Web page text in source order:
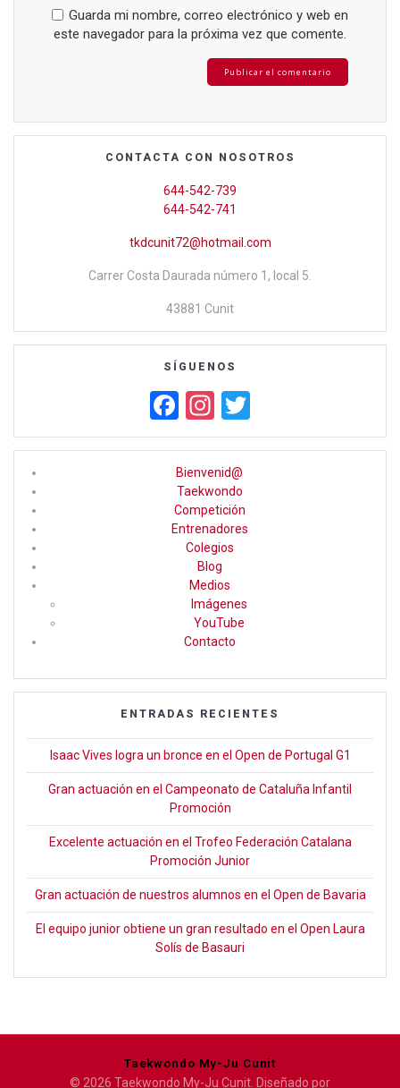
Guarda mi nombre, correo electrónico y web en
este navegador para la próxima vez que comente.
CONTACTA CON NOSOTROS
644-542-739
644-542-741
tkdcunit72@hotmail.com
Carrer Costa Daurada número 1, local 5.
43881 Cunit
SÍGUENOS
F
a
ce
b
o
o
k
In
st
a
gr
a
m
wi
Bienvenid@
Taekwondo
Competición
Entrenadores
Colegios
Blog
Medios
Imágenes
YouTube
Contacto
ENTRADAS RECIENTES
Isaac Vives logra un bronce en el Open de Portugal G1
Gran actuación en el Campeonato de Cataluña Infantil
Promoción
Excelente actuación en el Trofeo Federación Catalana
Promoción Junior
Gran actuación de nuestros alumnos en el Open de Bavaria
El equipo junior obtiene un gran resultado en el Open Laura
Solís de Basauri
Taekwondo My-Ju Cunit
© 2026 Taekwondo My-Ju Cunit. Diseñado por